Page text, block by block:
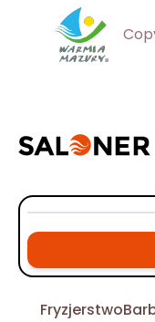
Fryzjerstwo